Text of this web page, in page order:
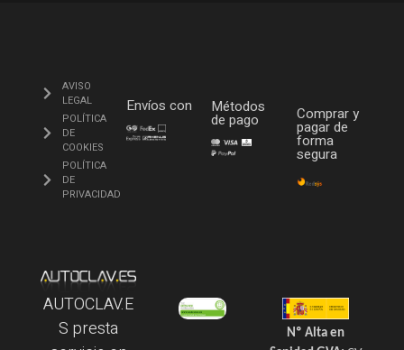
AVISO
LEGAL
POLÍTICA
DE
COOKIES
POLÍTICA
DE
PRIVACIDAD
Envíos con Métodos
de pago Comprar y
pagar de
forma
segura
AUTOCLAV.E
S presta
Nº Alta en